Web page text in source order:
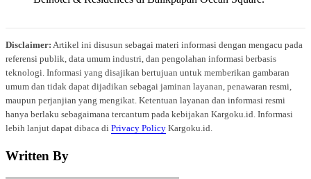
Disclaimer: Artikel ini disusun sebagai materi informasi dengan mengacu pada
referensi publik, data umum industri, dan pengolahan informasi berbasis
teknologi. Informasi yang disajikan bertujuan untuk memberikan gambaran
umum dan tidak dapat dijadikan sebagai jaminan layanan, penawaran resmi,
maupun perjanjian yang mengikat. Ketentuan layanan dan informasi resmi
hanya berlaku sebagaimana tercantum pada kebijakan Kargoku.id. Informasi
lebih lanjut dapat dibaca di Privacy Policy Kargoku.id.
Written By